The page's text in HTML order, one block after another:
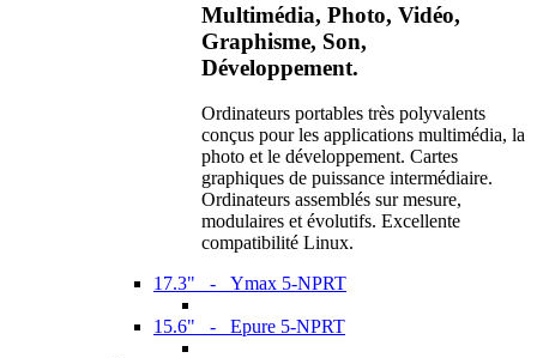
Multimédia, Photo, Vidéo,
Graphisme, Son,
Développement.
Ordinateurs portables très polyvalents
conçus pour les applications multimédia, la
photo et le développement. Cartes
graphiques de puissance intermédiaire.
Ordinateurs assemblés sur mesure,
modulaires et évolutifs. Excellente
compatibilité Linux.
17.3" - Ymax 5-NPRT
15.6" - Epure 5-NPRT